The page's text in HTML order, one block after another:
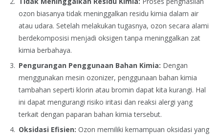
ozon biasanya tidak meninggalkan residu kimia dalam air
atau udara. Setelah melakukan tugasnya, ozon secara alami
berdekomposisi menjadi oksigen tanpa meninggalkan zat
kimia berbahaya.
Pengurangan Penggunaan Bahan Kimia: Dengan
menggunakan mesin ozonizer, penggunaan bahan kimia
tambahan seperti klorin atau bromin dapat kita kurangi. Hal
ini dapat mengurangi risiko iritasi dan reaksi alergi yang
terkait dengan paparan bahan kimia tersebut.
Oksidasi Efisien: Ozon memiliki kemampuan oksidasi yang